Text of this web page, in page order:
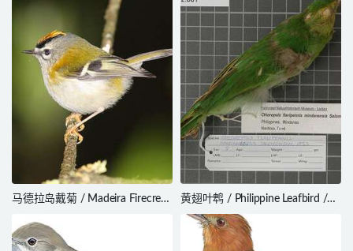
马德拉岛戴菊 / Madeira Firecrest
黄翅叶鹎 / Philippine Leafbird /
Chloropsis flavipennis